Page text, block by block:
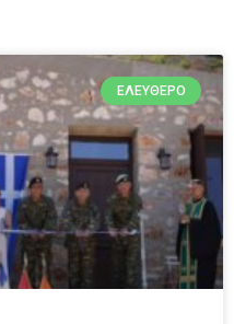
ΕΛΕΎΘΕΡΟ